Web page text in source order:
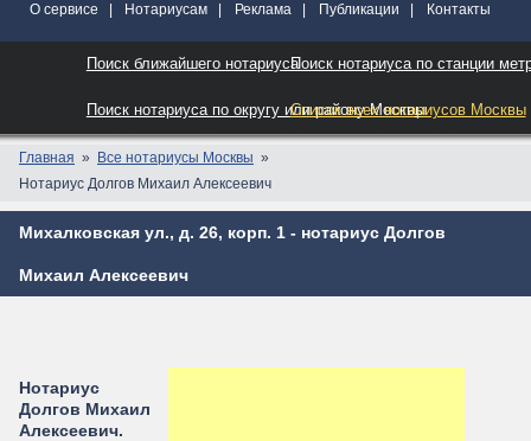
О сервисе Нотариусам Реклама Публикации Контакты
Поиск ближайшего нотариусаПоиск нотариуса по станции
Поиск нотариуса по округу или району Москвы
Список всех нотариусов Москвы
Главная
Все нотариусы Москвы
Нотариус Долгов Михаил Алексеевич
Михалковская ул., д. 26, корп. 1 - нотариус Долгов
Михаил Алексеевич
Нотариус
Долгов Михаил
Алексеевич.